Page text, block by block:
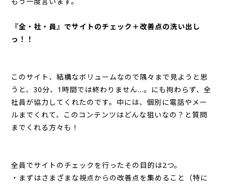
『全・社・員』でサイトのチェック＋改善点の洗い出し
っ！！
このサイト、結構なボリュームなので隅々まで見ようと思
うと、30分、1時間では終わりません…。にも拘わらず、全
社員が協力してくれたのです。中には、個別に電話やメー
ルまでくれて、このコンテンツはどんな狙いなの？と質問
までくれる方々も！
全員でサイトのチェックを行ったその目的は2つ。
・まずはさまざまな視点からの改善点を集めること（特に